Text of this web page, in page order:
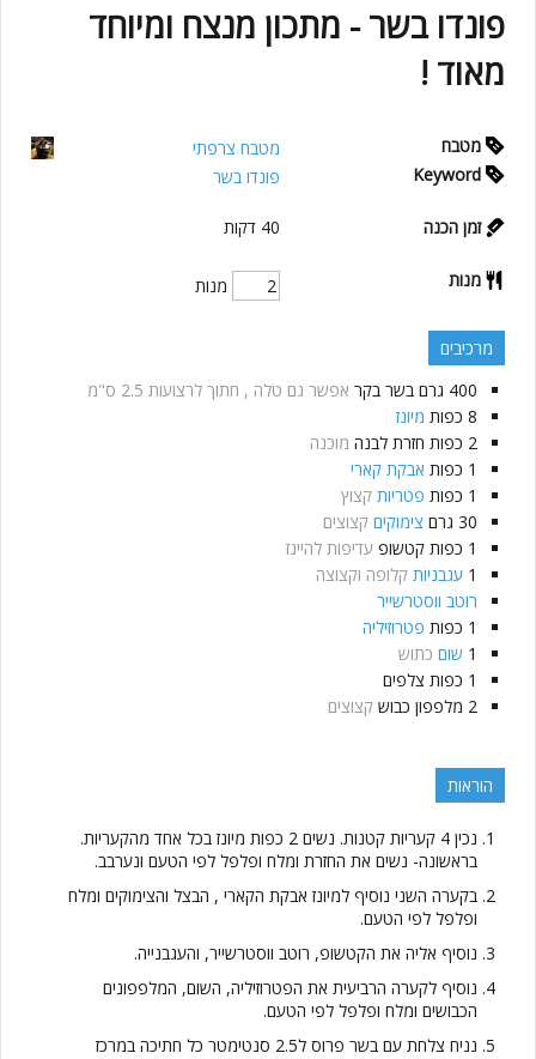
פונדו בשר - מתכון מנצח ומיוחד
מאוד !
מטבח
מטבח צרפתי
Keyword
פונדו בשר
זמן הכנה 40 דקות
מנות מנות
מרכיבים
400 גרם בשר בקר אפשר גם טלה , חתוך לרצועות 2.5 ס"מ
8 כפות מיונז
2 כפות חזרת לבנה מוכנה
1 כפות אבקת קארי
1 כפות פטריות קצוץ
30 גרם צימוקים קצוצים
1 כפות קטשופ עדיפות להיינז
1 עגבניות קלופה וקצוצה
רוטב ווסטרשייר
1 כפות פטרוזיליה
1 שום כתוש
1 כפות צלפים
2 מלפפון כבוש קצוצים
הוראות
נכין 4 קעריות קטנות. נשים 2 כפות מיונז בכל אחד מהקעריות.
בראשונה- נשים את החזרת ומלח ופלפל לפי הטעם ונערבב.
בקערה השני נוסיף למיונז אבקת הקארי , הבצל והצימוקים ומלח
ופלפל לפי הטעם.
נוסיף אליה את הקטשופ, רוטב ווסטרשייר, והעגבנייה.
נוסיף לקערה הרביעית את הפטרוזיליה, השום, המלפפונים
הכבושים ומלח ופלפל לפי הטעם.
נניח צלחת עם בשר פרוס ל2.5 סנטימטר כל חתיכה במרכז